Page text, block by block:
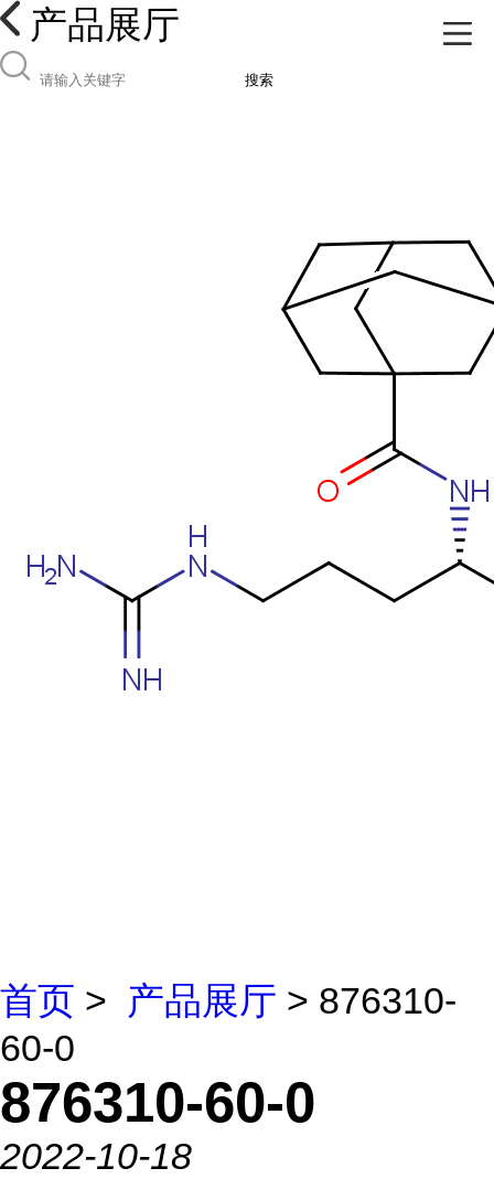
产品展厅
搜索
首页 > 产品展厅 > 876310-
60-0
876310-60-0
2022-10-18